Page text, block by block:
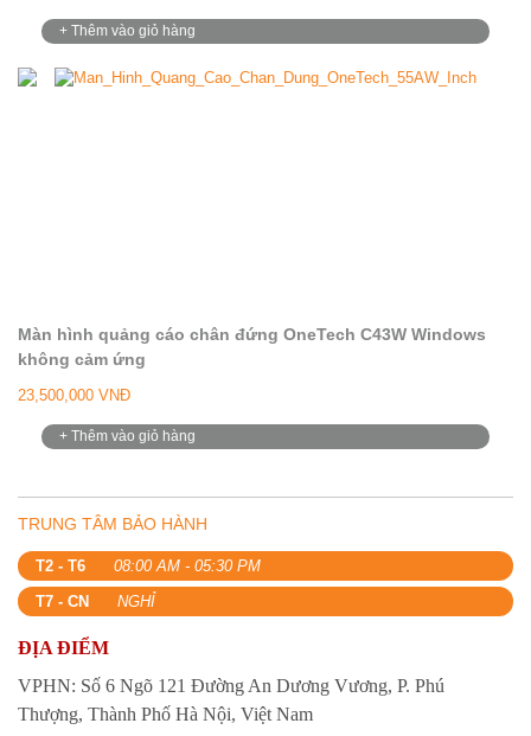
+ Thêm vào giỏ hàng
Màn hình quảng cáo chân đứng OneTech C43W Windows
không cảm ứng
23,500,000 VNĐ
+ Thêm vào giỏ hàng
TRUNG TÂM BẢO HÀNH
T2 - T6
08:00 AM - 05:30 PM
T7 - CN
NGHỈ
ĐỊA ĐIỂM
VPHN: Số 6 Ngõ 121 Đường An Dương Vương, P. Phú
Thượng, Thành Phố Hà Nội, Việt Nam